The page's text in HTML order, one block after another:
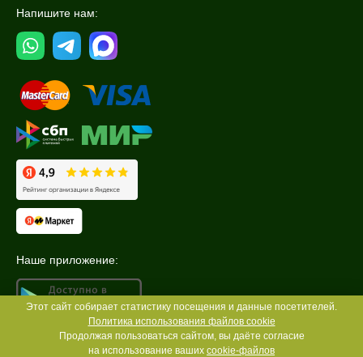
Напишите нам:
Наше приложение:
Этот сайт собирает статистику посещения и данные посетителей.
Политика использования файлов cookie
Продолжая пользоваться сайтом, вы даёте согласие
на использование ваших cookie-файлов